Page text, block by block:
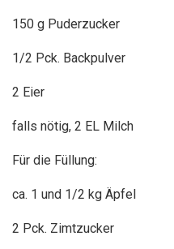
150 g Puderzucker
1/2 Pck. Backpulver
2 Eier
falls nötig, 2 EL Milch
Für die Füllung:
ca. 1 und 1/2 kg Äpfel
2 Pck. Zimtzucker